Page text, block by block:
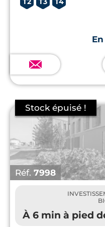
T2 T3 T4
Réf. 7998
À 6 min à pied